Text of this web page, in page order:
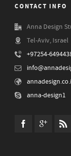
CONTACT INFO
Anna Design
Tel-Aviv, Israel
+97254-
anna-design1